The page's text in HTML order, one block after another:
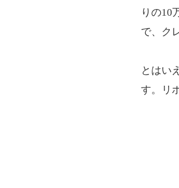
りの10
で、ク
とはい
す。リ